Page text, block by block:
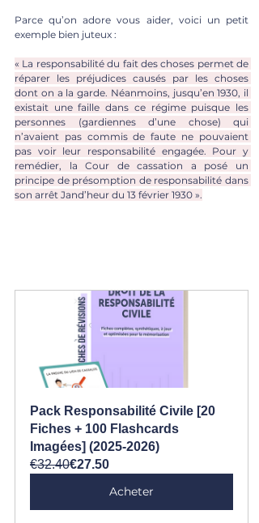
Parce qu’on adore vous aider, voici un petit
exemple bien juteux :
« La responsabilité du fait des choses permet de
réparer les préjudices causés par les choses
dont on a la garde. Néanmoins, jusqu’en 1930, il
existait une faille dans ce régime puisque les
personnes (gardiennes d’une chose) qui
n’avaient pas commis de faute ne pouvaient
pas voir leur responsabilité engagée. Pour y
remédier, la Cour de cassation a posé un
principe de présomption de responsabilité dans
son arrêt Jand’heur du 13 février 1930 ».
Pack Responsabilité Civile [20
Fiches + 100 Flashcards
Imagées] (2025-2026)
€32.40€27.50
Acheter